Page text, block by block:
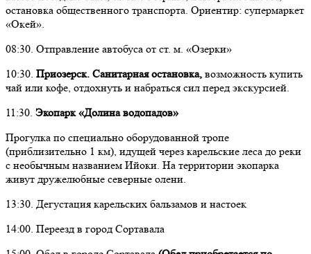
остановка общественного транспорта. Ориентир: супермаркет
«Окей».
08:30. Отправление автобуса от ст. м. «Озерки»
10:30. Приозерск. Санитарная остановка, возможность купить
чай или кофе, отдохнуть и набраться сил перед экскурсией.
11:30. Экопарк «Долина водопадов»
Прогулка по специально оборудованной тропе
(приблизительно 1 км), идущей через карельские леса до реки
с необычным названием Ийоки. На территории экопарка
живут дружелюбные северные олени.
13:30. Дегустация карельских бальзамов и настоек
14:00. Переезд в город Сортавала